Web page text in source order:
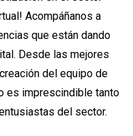
Acompáñanos a
que están dando
Desde las mejores
del equipo de
es imprescindible tanto
del sector.